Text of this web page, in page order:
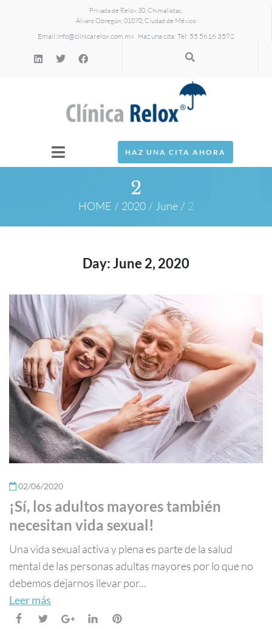
Privada de Relox 30, Chimalistac,
Álvaro Obregón, 01070, Ciudad de México
Email:info@clinicarelox.com.mx Haz una cita: Tel: 55 5616 3592
HAZ UNA CITA AHORA
2
HOME / 2020 / June / 2
Day:June 2, 2020
02/06/2020
¡Sí, los adultos mayores también
necesitan vida sexual!
Una vida sexual activa y plena es parte de la salud
mental de las personas adultas mayores por lo que no
debemos dejarnos llevar por...
Leer más